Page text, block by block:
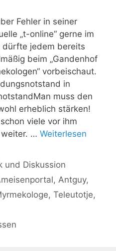
Fehler in seiner
„t-online“ gerne im
jedem bereits
beim „Gandenhof
vorbeischaut.
in
muss den
erheblich stärken!
viele vor ihm
… Weiterlesen
und Diskussion
, Antguy,
, Teleutotje,